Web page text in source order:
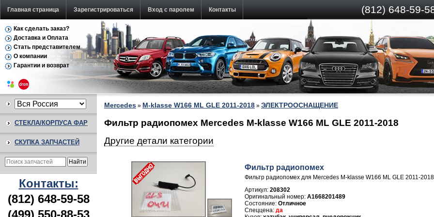
Главная страница Зарегистрироваться Вход с паролем Контакты (812) 648-59-
Как сделать заказ?
Доставка и Оплата
Стать представителем
О компании
Гарантии и возврат
СТЕКЛА/КОРПУСА ФАР
СКУПКА ЗАПЧАСТЕЙ
Контакты:
(812) 648-59-58
(499) 550-88-53
Mercedes » M-klasse W166 ML GLE 2011-2018 » ЭЛЕКТРООСНАЩЕНИЕ
Фильтр радиопомех Mercedes M-klasse W166 ML GLE 2011-2018
Другие детали категории
Фильтр радиопомех
Фильтр радиопомех для Mercedes M-klasse W166 ML GLE 2011-2018
Артикул: 208302
A1668201489
Отличное
да